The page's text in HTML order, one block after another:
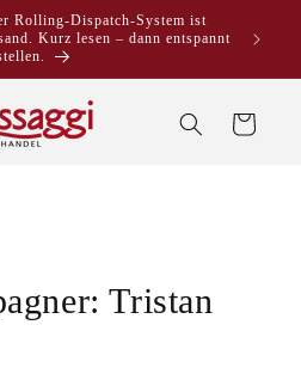
Rolling-Dispatch-System ist
Kurz lesen – dann entspannt
Warenkorb
Tristan